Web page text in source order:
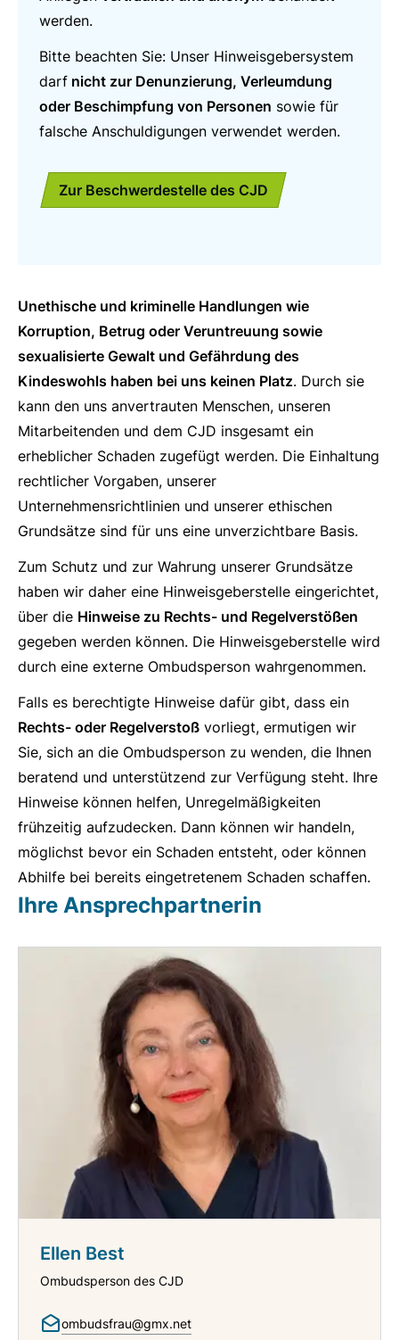
werden.
Bitte beachten Sie: Unser Hinweisgebersystem
darf nicht zur Denunzierung, Verleumdung
oder Beschimpfung von Personen sowie für
falsche Anschuldigungen verwendet werden.
Zur Beschwerdestelle des CJD
Unethische und kriminelle Handlungen wie
Korruption, Betrug oder Veruntreuung sowie
sexualisierte Gewalt und Gefährdung des
Kindeswohls haben bei uns keinen Platz. Durch sie
kann den uns anvertrauten Menschen, unseren
Mitarbeitenden und dem CJD insgesamt ein
erheblicher Schaden zugefügt werden. Die Einhaltung
rechtlicher Vorgaben, unserer
Unternehmensrichtlinien und unserer ethischen
Grundsätze sind für uns eine unverzichtbare Basis.
Zum Schutz und zur Wahrung unserer Grundsätze
haben wir daher eine Hinweisgeberstelle eingerichtet,
über die Hinweise zu Rechts- und Regelverstößen
gegeben werden können. Die Hinweisgeberstelle wird
durch eine externe Ombudsperson wahrgenommen.
Falls es berechtigte Hinweise dafür gibt, dass ein
Rechts- oder Regelverstoß vorliegt, ermutigen wir
Sie, sich an die Ombudsperson zu wenden, die Ihnen
beratend und unterstützend zur Verfügung steht. Ihre
Hinweise können helfen, Unregelmäßigkeiten
frühzeitig aufzudecken. Dann können wir handeln,
möglichst bevor ein Schaden entsteht, oder können
Abhilfe bei bereits eingetretenem Schaden schaffen.
Ihre Ansprechpartnerin
Ellen Best
Ombudsperson des CJD
ombudsfrau@gmx.net